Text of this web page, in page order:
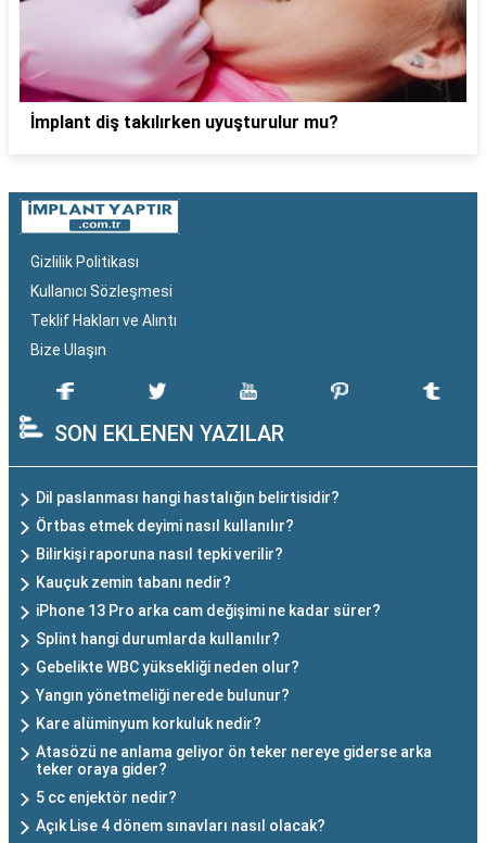
İmplant diş takılırken uyuşturulur mu?
Gizlilik Politikası
Kullanıcı Sözleşmesi
Teklif Hakları ve Alıntı
Bize Ulaşın
SON EKLENEN YAZILAR
Dil paslanması hangi hastalığın belirtisidir?
Örtbas etmek deyimi nasıl kullanılır?
Bilirkişi raporuna nasıl tepki verilir?
Kauçuk zemin tabanı nedir?
iPhone 13 Pro arka cam değişimi ne kadar sürer?
Splint hangi durumlarda kullanılır?
Gebelikte WBC yüksekliği neden olur?
Yangın yönetmeliği nerede bulunur?
Kare alüminyum korkuluk nedir?
Atasözü ne anlama geliyor ön teker nereye giderse arka
teker oraya gider?
5 cc enjektör nedir?
Açık Lise 4 dönem sınavları nasıl olacak?